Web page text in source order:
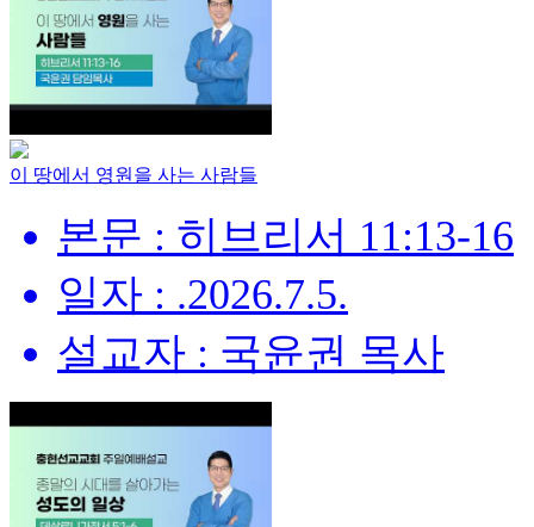
이 땅에서 영원을 사는 사람들
본문 : 히브리서 11:13-16
일자 : .2026.7.5.
설교자 : 국윤권 목사